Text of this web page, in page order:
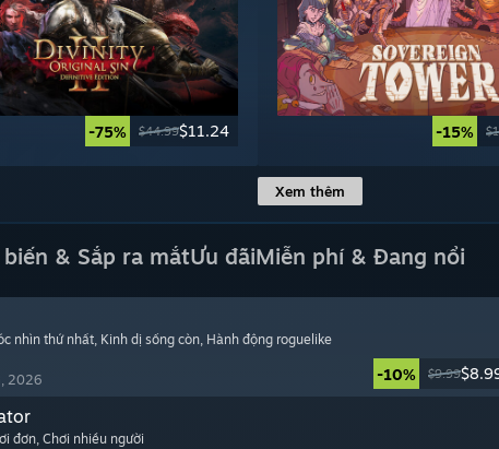
-75% $44.99$11.24 -15%
Xem thêm
biến & Sắp ra mắtƯu đãiMiễn phí & Đang nổi
nhìn thứ nhất, Kinh dị sống còn, Hành động roguelike
2026 -10% $9.99
đơn, Chơi nhiều người